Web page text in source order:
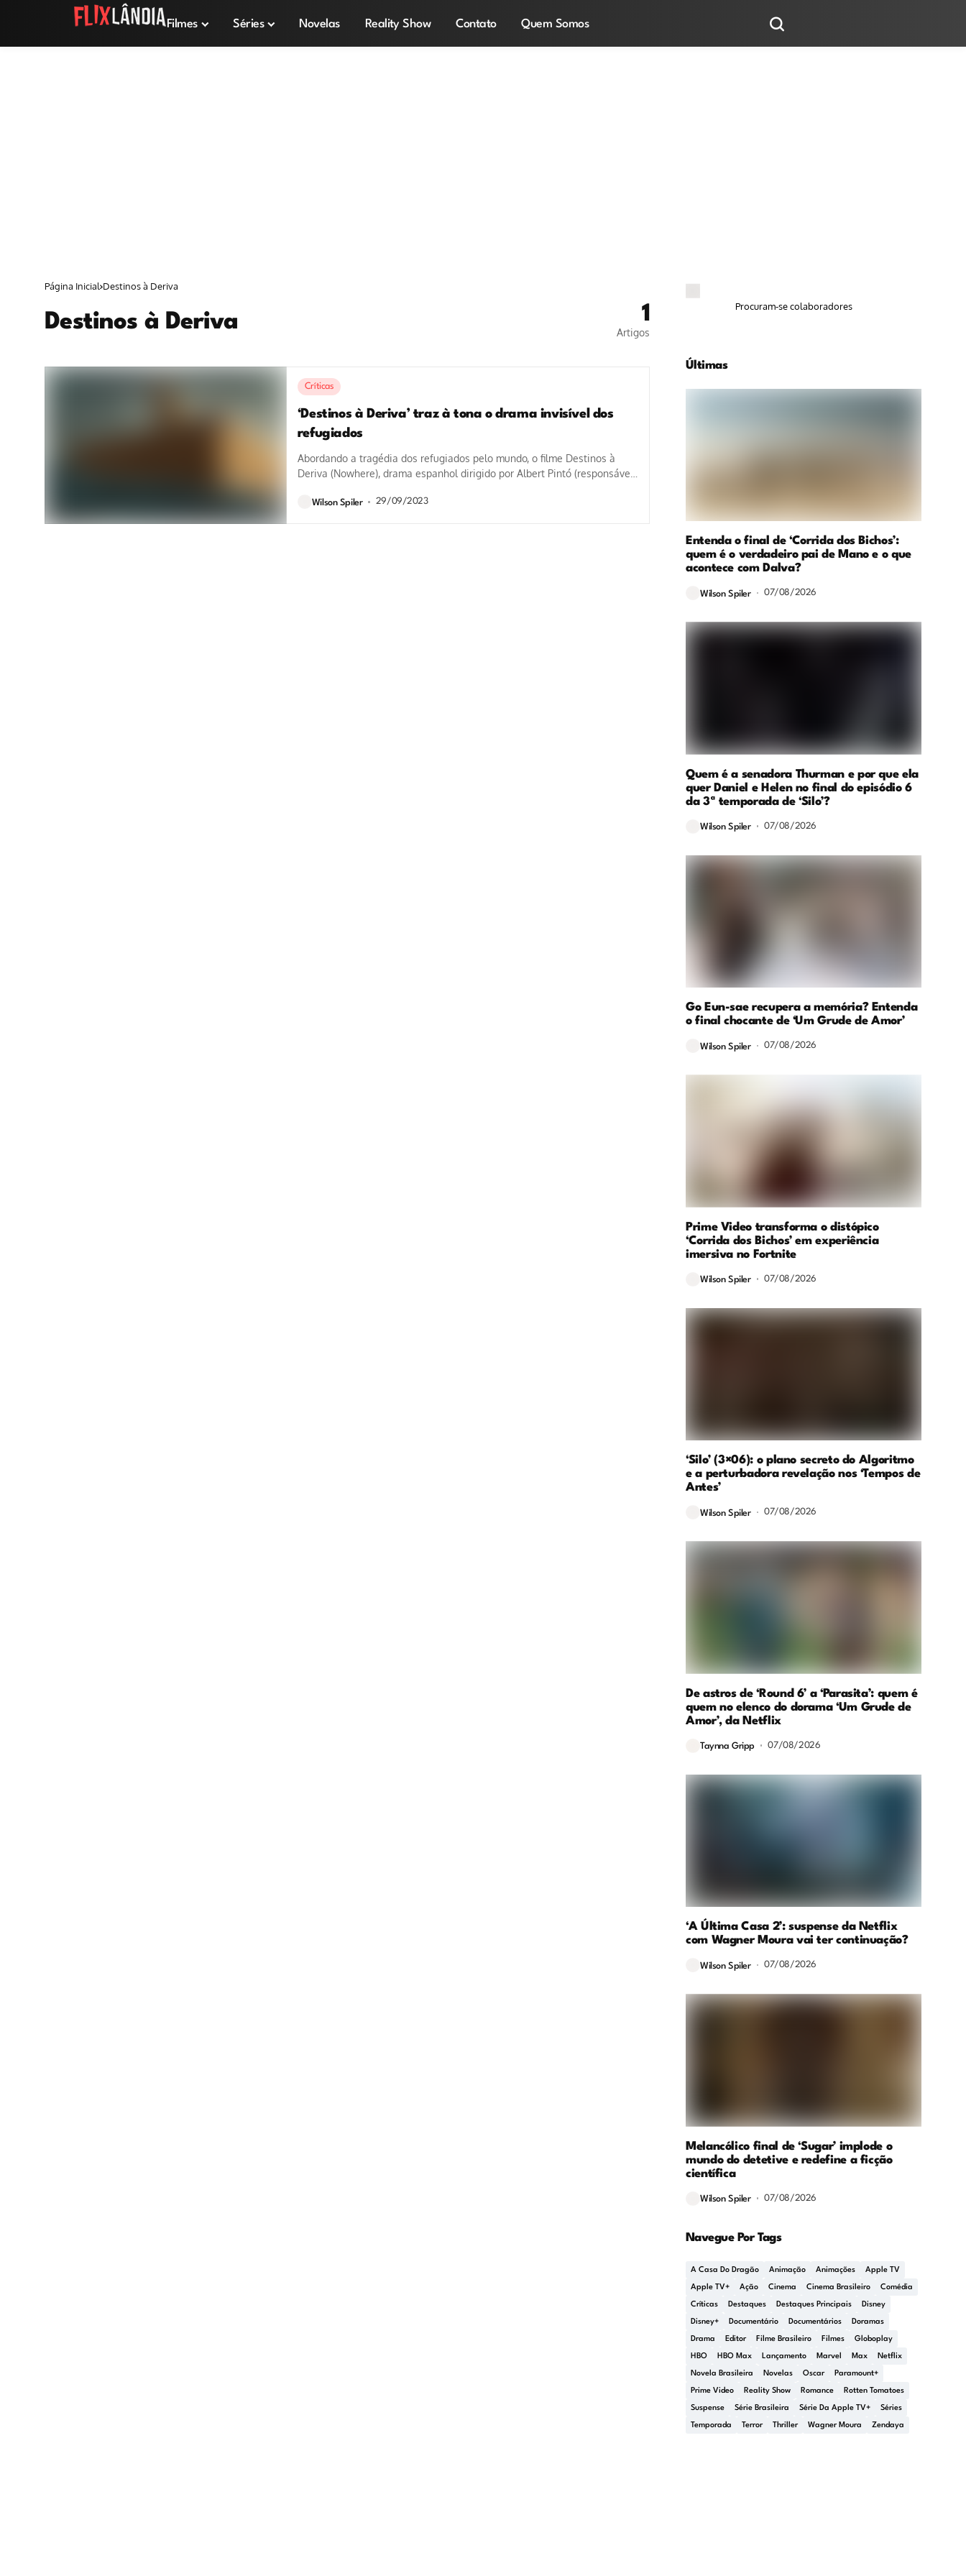
Filmes Séries Novelas Reality Show Contato Quem Somos
Página Inicial Destinos à Deriva
Destinos à Deriva 1
Artigos
Críticas
‘Destinos à Deriva’ traz à tona o drama invisível dos
refugiados
Abordando a tragédia dos refugiados pelo mundo, o filme Destinos à
Deriva (Nowhere), drama espanhol dirigido por Albert Pintó (responsável
Wilson Spiler 29/09/2023
Procuram-se colaboradores
Últimas
Entenda o final de ‘Corrida dos Bichos’:
quem é o verdadeiro pai de Mano e o que
acontece com Dalva?
Wilson Spiler 07/08/2026
Quem é a senadora Thurman e por que ela
quer Daniel e Helen no final do episódio 6
da 3ª temporada de ‘Silo’?
Wilson Spiler 07/08/2026
Go Eun-sae recupera a memória? Entenda
o final chocante de ‘Um Grude de Amor’
Wilson Spiler 07/08/2026
Prime Video transforma o distópico
‘Corrida dos Bichos’ em experiência
imersiva no Fortnite
Wilson Spiler 07/08/2026
‘Silo’ (3×06): o plano secreto do Algoritmo
e a perturbadora revelação nos ‘Tempos de
Antes’
Wilson Spiler 07/08/2026
De astros de ‘Round 6’ a ‘Parasita’: quem é
quem no elenco do dorama ‘Um Grude de
Amor’, da Netflix
Taynna Gripp 07/08/2026
‘A Última Casa 2’: suspense da Netflix
com Wagner Moura vai ter continuação?
Wilson Spiler 07/08/2026
Melancólico final de ‘Sugar’ implode o
mundo do detetive e redefine a ficção
científica
Wilson Spiler 07/08/2026
Navegue Por Tags
A Casa Do Dragão Animação Animações Apple TV
Apple TV+ Ação Cinema Cinema Brasileiro Comédia
Críticas Destaques Destaques Principais Disney
Disney+ Documentário Documentários Doramas
Drama Editor Filme Brasileiro Filmes Globoplay
HBO HBO Max Lançamento Marvel Max Netflix
Novela Brasileira Novelas Oscar Paramount+
Prime Video Reality Show Romance Rotten Tomatoes
Suspense Série Brasileira Série Da Apple TV+ Séries
Temporada Terror Thriller Wagner Moura Zendaya